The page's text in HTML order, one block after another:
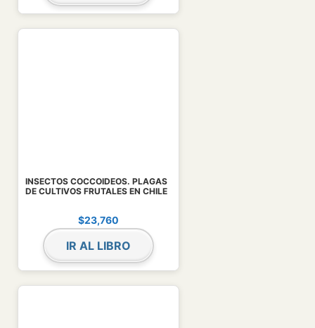
INSECTOS COCCOIDEOS. PLAGAS
DE CULTIVOS FRUTALES EN CHILE
$23,760
IR AL LIBRO